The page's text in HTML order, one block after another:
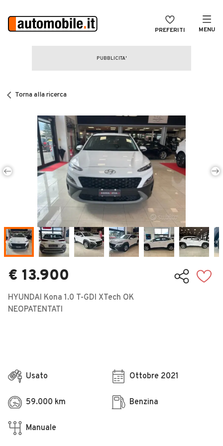
PREFERITI MENU
CERCA
Auto Nuove
Noleggio a lungo termine
Auto d'epoca
Camper
Veicoli Commerciali
Concessionari
Torna alla ricerca
€ 13.900
HYUNDAI Kona 1.0 T-GDI XTech OK
NEOPATENTATI
Usato Ottobre 2021
59.000 km Benzina
Manuale